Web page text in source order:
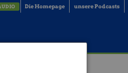
Die Homepage unsere Podcasts